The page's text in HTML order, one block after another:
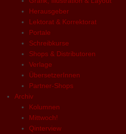
Herausgeber
Lektorat & Korrektorat
Portale
Schreibkurse
Shops & Distributoren
Verlage
ÜbersetzerInnen
Partner-Shops
Archiv
Kolumnen
Mittwoch!
Qinterview